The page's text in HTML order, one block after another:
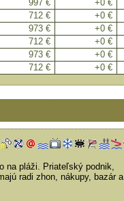
997 € +0 €
712 € +0 €
973 € +0 €
712 € +0 €
973 € +0 €
712 € +0 €
na pláži. Priateľský podnik,
radi zhon, nákupy, bazár a